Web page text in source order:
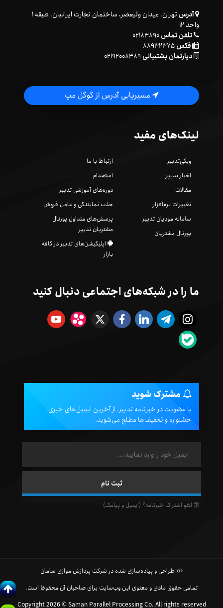
آدرس
تهران، میدان ولیعصر، ساختمان تجارت ایرانیان، طبقه ۱
واحد ۱۲
تلفن تماس۰۲۱۸۳۸۹۰
فکس۸۸۹۳۲۳۷۵
دپارتمان پشتیبانی۰۲۱۹۲۰۰۸۳۸۹
مسیریابی آدرس از گوگل مپ
لینک‌های مفید
ویکی‌تدبیر
اخبار تدبیر
مقالات
تغییرات نرم‌افزار
سامانه مودیان تدبیر
پورتال مشتریان
ارتباط با ما
استخدام
دوره‌های آموزشی تدبیر
جذب نمایندگی و عامل فروش
پرسش‌های متداول پورتال
مشتریان تدبیر
اپلیکیشن‌های تدبیر در کافه
بازار
ما را در شبکه‌های اجتماعی دنبال کنید
مشترک شوید
با عضویت در خبرنامه تدبیر، از آخرین ایمیل‌های خبری،
جشنواره و تخفیف‌ها مطلع می‌شوید.
لغو اشتراک خبرنامه؟ (ایمیل و پیامک)
طراحی و پیاده‌سازی شده در شرکت پردازش موازی سامان
تمامی حقوق مادی و معنوی این وب‌سایت برای صاحبان آن محفوظ است.
Copyright 2026 © Saman Parallel Processing Co. All rights reserved